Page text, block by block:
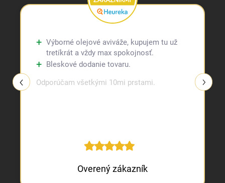
Výborné olejové aviváže, kupujem tu už
tretíkrát a vždy max spokojnosť.
Bleskové dodanie tovaru.
Odporúčam všetkými 10mi prstami.
Overený zákazník